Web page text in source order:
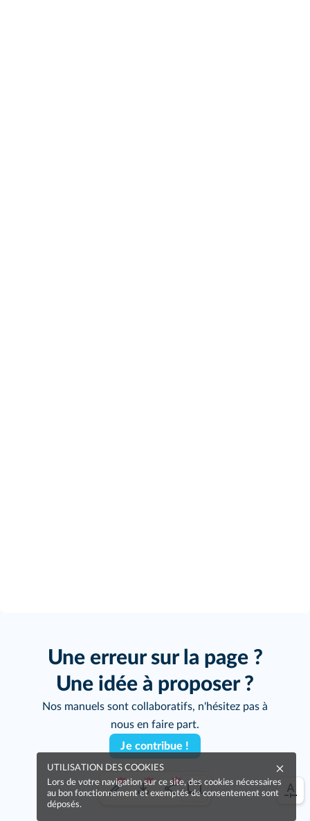
Une erreur sur la page ?
Une idée à proposer ?
Nos manuels sont collaboratifs, n'hésitez pas à
nous en faire part.
Je contribue !
UTILISATION DES COOKIES
Lors de votre navigation sur ce site, des cookies nécessaires
au bon fonctionnement et exemptés de consentement sont
déposés.